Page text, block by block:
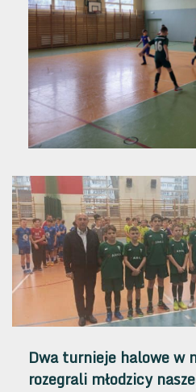
Dwa turnieje halowe w
rozegrali młodzicy